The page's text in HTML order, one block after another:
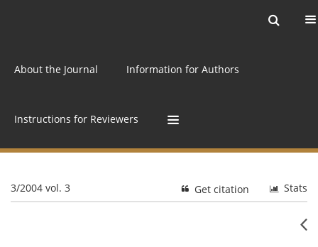
About the Journal Information for Authors
Instructions for Reviewers
3/2004 vol. 3 Stats
Get citation